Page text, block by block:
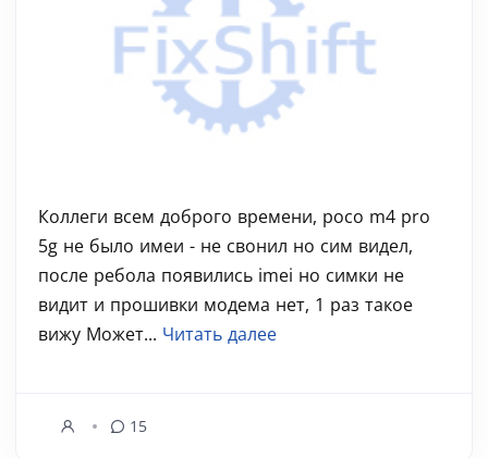
Коллеги всем доброго времени, poco m4 pro
5g не было имеи - не свонил но сим видел,
после ребола появились imei но симки не
видит и прошивки модема нет, 1 раз такое
вижу Может... Читать далее
15